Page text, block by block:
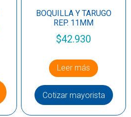
BOQUILLA Y TARUGO
REP. 11MM
$42.930
Leer más
Cotizar mayorista